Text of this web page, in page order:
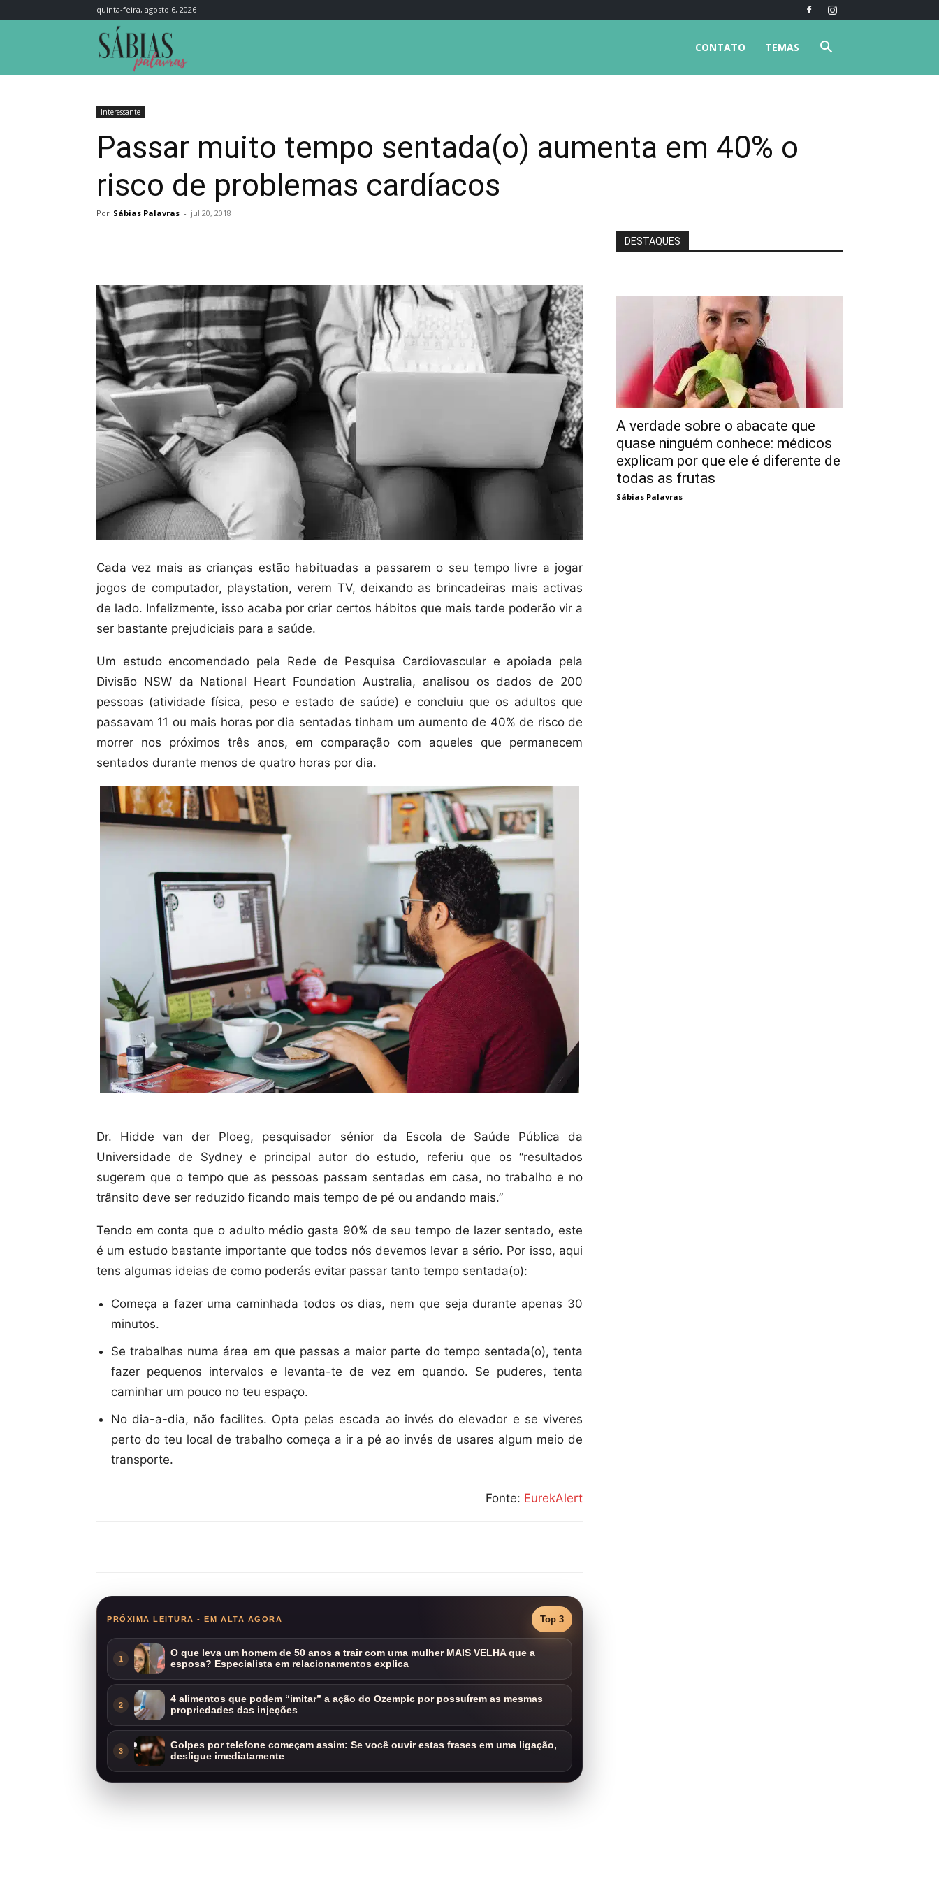
quinta-feira, agosto 6, 2026
TEMAS
CONTATO
Interessante
Passar muito tempo sentada(o) aumenta em 40% o
risco de problemas cardíacos
Por Sábias Palavras - jul 20, 2018
Cada vez mais as crianças estão habituadas a passarem o seu tempo livre a jogar
jogos de computador, playstation, verem TV, deixando as brincadeiras mais activas
de lado. Infelizmente, isso acaba por criar certos hábitos que mais tarde poderão vir a
ser bastante prejudiciais para a saúde.
Um estudo encomendado pela Rede de Pesquisa Cardiovascular e apoiada pela
Divisão NSW da National Heart Foundation Australia, analisou os dados de 200
pessoas (atividade física, peso e estado de saúde) e concluiu que os adultos que
passavam 11 ou mais horas por dia sentadas tinham um aumento de 40% de risco de
morrer nos próximos três anos, em comparação com aqueles que permanecem
sentados durante menos de quatro horas por dia.
Dr. Hidde van der Ploeg, pesquisador sénior da Escola de Saúde Pública da
Universidade de Sydney e principal autor do estudo, referiu que os “resultados
sugerem que o tempo que as pessoas passam sentadas em casa, no trabalho e no
trânsito deve ser reduzido ficando mais tempo de pé ou andando mais.”
Tendo em conta que o adulto médio gasta 90% de seu tempo de lazer sentado, este
é um estudo bastante importante que todos nós devemos levar a sério. Por isso, aqui
tens algumas ideias de como poderás evitar passar tanto tempo sentada(o):
Começa a fazer uma caminhada todos os dias, nem que seja durante apenas 30
minutos.
Se trabalhas numa área em que passas a maior parte do tempo sentada(o), tenta
fazer pequenos intervalos e levanta-te de vez em quando. Se puderes, tenta
caminhar um pouco no teu espaço.
No dia-a-dia, não facilites. Opta pelas escada ao invés do elevador e se viveres
perto do teu local de trabalho começa a ir a pé ao invés de usares algum meio de
transporte.
Fonte: EurekAlert
PRÓXIMA LEITURA - EM ALTA AGORA Top 3
1
O que leva um homem de 50 anos a trair com uma mulher MAIS VELHA que a
esposa? Especialista em relacionamentos explica
2
4 alimentos que podem “imitar” a ação do Ozempic por possuírem as mesmas
propriedades das injeções
3
Golpes por telefone começam assim: Se você ouvir estas frases em uma ligação,
desligue imediatamente
DESTAQUES
A verdade sobre o abacate que
quase ninguém conhece: médicos
explicam por que ele é diferente de
todas as frutas
Sábias Palavras